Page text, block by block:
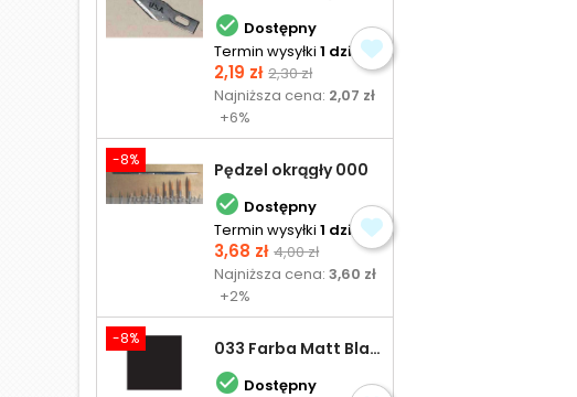
 Dostępny
Termin wysyłki 1 dzień
Cena
2,19 zł Cena
podstawowa
2,30 zł
Najniższa cena: 2,07 zł
+6%
-8% Pędzel okrągły 000
 Dostępny
Termin wysyłki 1 dzień
Cena
3,68 zł Cena
podstawowa
4,00 zł
Najniższa cena:3,60 zł
+2%
-8% 033 Farba Matt Black - olejna
 Dostępny